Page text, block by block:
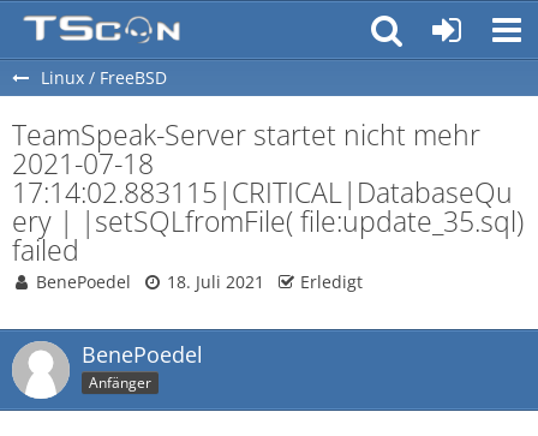
Linux / FreeBSD
TeamSpeak-Server startet nicht mehr
2021-07-18
17:14:02.883115|CRITICAL|DatabaseQu
ery | |setSQLfromFile( file:update_35.sql)
failed
BenePoedel 18. Juli 2021 Erledigt
BenePoedel
Anfänger